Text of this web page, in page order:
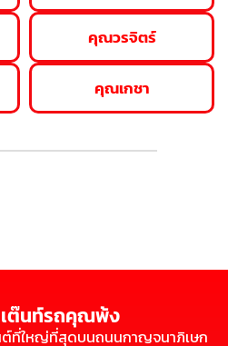
คุณวรจิตร์
คุณเกชา
ต๊นท์รถคุณพ้ง
ต์ที่ใหญ่ที่สุดบนถนนกาญจนาภิเษก